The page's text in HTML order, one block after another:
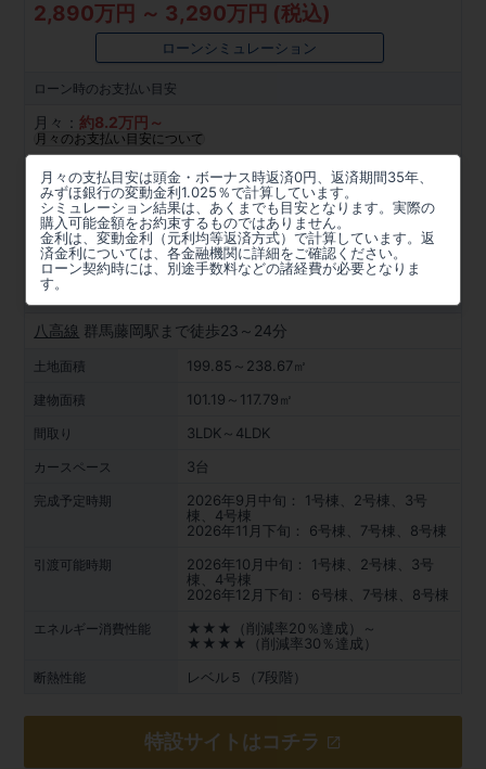
2,890万円 ～ 3,290万円 (税込)
ローンシミュレーション
ローン時のお支払い目安
月々：約8.2万円～
月々のお支払い目安について
月々の支払目安は頭金・ボーナス時返済0円、返済期間35年、
みずほ銀行の変動金利1.025％で計算しています。
シミュレーション結果は、あくまでも目安となります。実際の
購入可能金額をお約束するものではありません。
金利は、変動金利（元利均等返済方式）で計算しています。返
済金利については、各金融機関に詳細をご確認ください。
ローン契約時には、別途手数料などの諸経費が必要となりま
す。
所在地
群馬県藤岡市藤岡字吉井道北1317番1 他(地
番)
周辺マップを見る
アクセス
八高線 群馬藤岡駅まで徒歩23～24分
土地面積 199.85～238.67㎡
建物面積 101.19～117.79㎡
間取り 3LDK～4LDK
カースペース 3台
完成予定時期
2026年9月中旬： 1号棟、2号棟、3号
棟、4号棟
2026年11月下旬： 6号棟、7号棟、8号棟
引渡可能時期
2026年10月中旬： 1号棟、2号棟、3号
棟、4号棟
2026年12月下旬： 6号棟、7号棟、8号棟
エネルギー消費性能
★★★（削減率20％達成）～
★★★★（削減率30％達成）
断熱性能 レベル５（7段階）
特設サイトはコチラ